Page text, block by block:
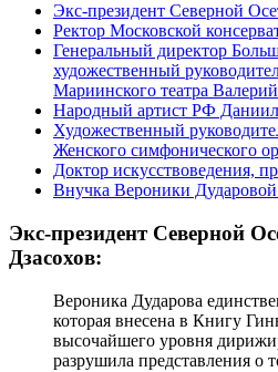
Экс-президент Северной
Ректор Московской
Генеральный директор
художественный
Мариинского театра
Народный артист РФ
Художественный
Женского симфонического
Доктор искусствоведения,
Внучка Вероники
Экс-президент Северной
Дзасохов:
Вероника Дударова
которая внесена в Книгу
высочайшего уровня
разрушила представления о